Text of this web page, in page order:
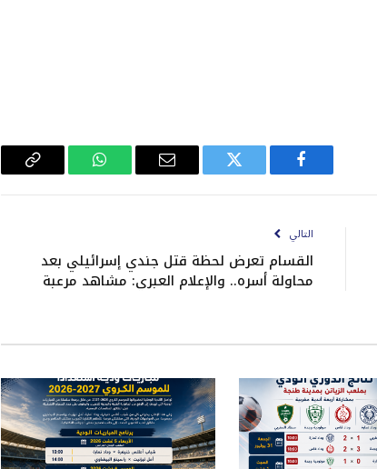
فيسبوك تويتر
البريد
واتساب
Copy
التالي
القسام تعرض لحظة قتل جندي إسرائيلي بعد
محاولة أسره.. والإعلام العبري: مشاهد مرعبة